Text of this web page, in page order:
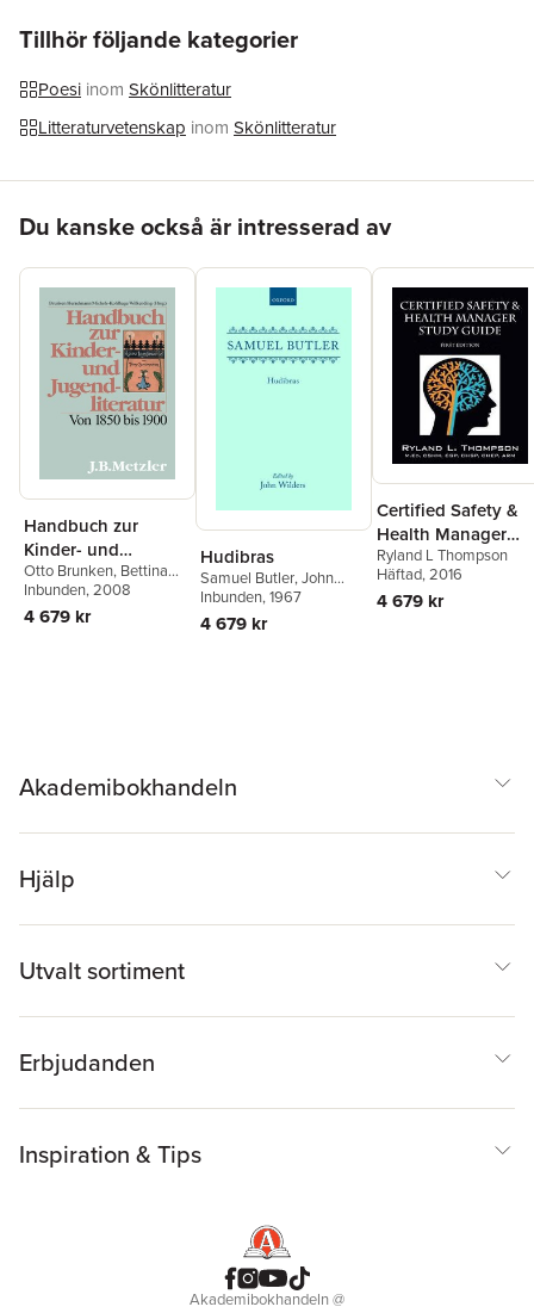
Översättare
Tillhör följande kategorier
Poesi inom Skönlitteratur
Litteraturvetenskap inom Skönlitteratur
Du kanske också är intresserad av
Handbuch zur
Kinder- und
Jugendliteratur
Otto Brunken, Bettina
Hurrelmann,Maria
Michels-Kohlhage
Gisela Wilkending
Inbunden, 2008
4 679 kr
Hudibras
Samuel Butler,John
Wilders
Inbunden, 1967
4 679 kr
Certified Safety &
Health Manager
Study Guide First
Edition
Ryland L Thompson
Häftad, 2016
4 679 kr
Akademibokhandeln
Hjälp
Utvalt sortiment
Erbjudanden
Inspiration & Tips
Akademibokhandeln@